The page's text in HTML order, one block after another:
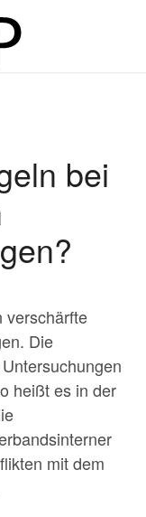
bei
verschärfte
Die
heißt es in der
mit dem